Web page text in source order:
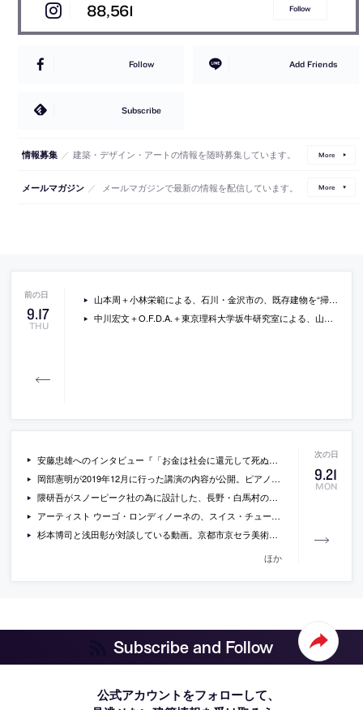
88,561 Follow
Follow Add Friends
Subscribe
情報募集 ／ 建築・デザイン・アートの情報を随時募集しています。 More
メールマガジン ／ メールマガジンで最新の情報を配信しています。 More
9.17
THU
山本周＋小林栄範による、石川・金沢市の、既存建物を“掃除”することで生き生きとした場を生み出した建築プロジェクト「問屋町の大掃除」と、そのプロセスと考え方を綴った論考「リノベーションからの脱線」
中川宏文＋O.F.D.A.＋東京理科大学坂牛研究室による、山梨・富士吉田市の、塀「optical drops」
9.21
MON
安藤忠雄へのインタビュー『「お金は社会に還元して死ぬ」――「暴走族」安藤忠雄79歳、規格外の人生』が公開。過去の経歴から現在の社会貢献活動までを語る
岡部憲明が2019年12月に行った講演の内容が公開。ピアノ＆ロジャース在籍時代に関わったポンピドゥー・センターでの経験などを語る
隈研吾がスノーピーク社の為に設計した、長野・白馬村の商業施設「snowpeak LANDSTATION HAKUBA」の写真。ショップ、レストラン、カフェと屋外アクティビティを一体化した施設
アーティスト ウーゴ・ロンディノーネの、スイス・チューリッヒのギャラリー エヴァ・プレゼンフーバーでの展覧会「Nuns + Monks」の動画
杉本博司と浅田彰が対談している動画。京都市京セラ美術館での杉本の展示の関連企画として収録されたもの
ほか
Subscribe and Follow
公式アカウントをフォローして、